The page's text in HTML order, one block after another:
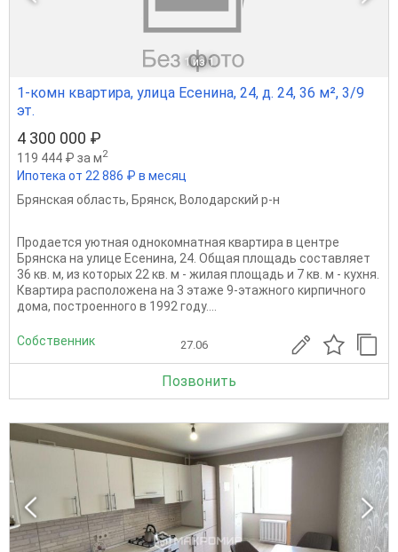
1 из 1
1-комн квартира, улица Есенина, 24, д. 24, 36 м², 3/9
эт.
4 300 000 ₽
119 444 ₽ за м2
Ипотека от 22 886 ₽ в месяц
Брянская область, Брянск, Володарский р-н
Продается уютная однокомнатная квартира в центре
Брянска на улице Есенина, 24. Общая площадь составляет
36 кв. м, из которых 22 кв. м - жилая площадь и 7 кв. м - кухня.
Квартира расположена на 3 этаже 9-этажного кирпичного
дома, построенного в 1992 году....
Собственник 27.06
Позвонить